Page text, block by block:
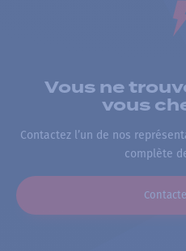
Vous ne
vous
Contactez l’un de nos
complète